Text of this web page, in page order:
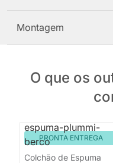
Montagem
O que os
PRONTA ENTREGA
Colchão de Espuma